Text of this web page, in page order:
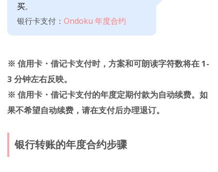
买。
银行卡支付： Ondoku 年度合约
※ 信用卡・借记卡支付时，方案和可朗读字符数将在 1-
3 分钟左右反映。
※ 信用卡・借记卡支付的年度定期付款为自动续费。如
果不希望自动续费，请在支付后办理退订。
银行转账的年度合约步骤